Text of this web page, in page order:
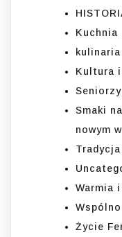
Kuchnia
kulinaria
Kultura
Seniorzy
Smaki
nowym
Warmia
Życie